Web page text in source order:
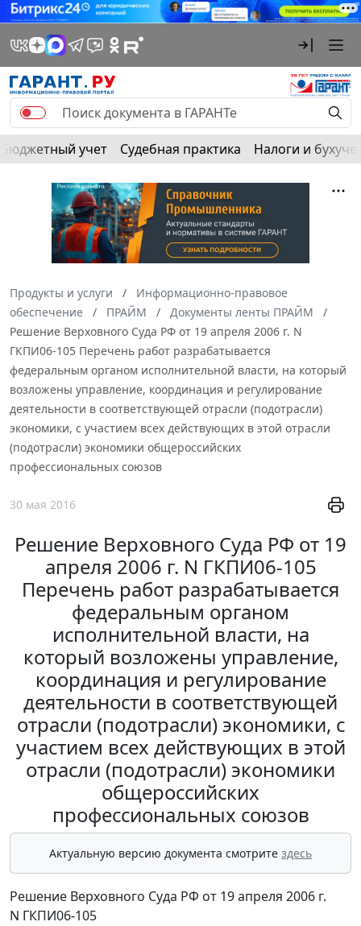
Бюджетный учет Судебная практика Налоги и
Продукты и услуги
Информационно-правовое
обеспечение
ПРАЙМ
Документы ленты ПРАЙМ
Решение Верховного Суда РФ от 19 апреля 2006 г. N
ГКПИ06-105 Перечень работ разрабатывается
федеральным органом исполнительной власти, на который
возложены управление, координация и регулирование
деятельности в соответствующей отрасли (подотрасли)
экономики, с участием всех действующих в этой отрасли
(подотрасли) экономики общероссийских
профессиональных союзов
30 мая 2016
Решение Верховного Суда РФ от 19
апреля 2006 г. N ГКПИ06-105
Перечень работ разрабатывается
федеральным органом
исполнительной власти, на
который возложены управление,
координация и регулирование
деятельности в соответствующей
отрасли (подотрасли) экономики, с
участием всех действующих в этой
отрасли (подотрасли) экономики
общероссийских
профессиональных союзов
Актуальную версию документа смотрите здесь
Решение Верховного Суда РФ от 19 апреля 2006 г.
N ГКПИ06-105